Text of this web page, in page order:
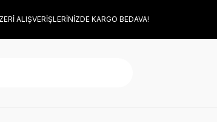
ALIŞVERİŞLERİNİZDE KARGO BEDAVA!